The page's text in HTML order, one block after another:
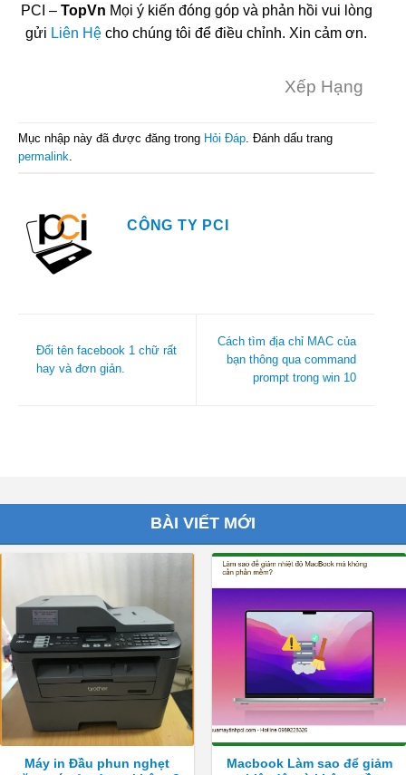
PCI – TopVn Mọi ý kiến đóng góp và phản hồi vui lòng
gửi Liên Hệ cho chúng tôi để điều chỉnh. Xin cảm ơn.
Xếp Hạng
Mục nhập này đã được đăng trong Hỏi Đáp . Đánh dấu trang
permalink
CÔNG TY PCI
Đổi tên facebook 1 chữ rất
hay và đơn giản.
Cách tìm địa chỉ MAC của
bạn thông qua command
prompt trong win 10
BÀI VIẾT MỚI
Máy in Đầu phun nghẹt
Macbook Làm sao để giảm